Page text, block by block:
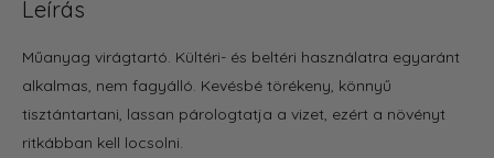
Leírás
Műanyag virágtartó. Kültéri- és beltéri használatra egyaránt
alkalmas, nem fagyálló. Kevésbé törékeny, könnyű
tisztántartani, lassan párologtatja a vizet, ezért a növényt
ritkábban kell locsolni.